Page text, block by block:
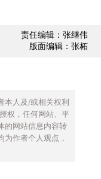
责任编辑：张继伟
版面编辑：张柘
本人及/或相关权利
权，任何网站、平
的网站信息内容转
作者个人观点，